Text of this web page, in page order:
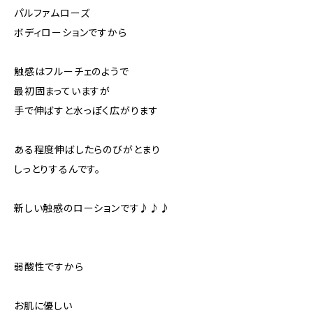
パルファムローズ
ボディローションですから
触感はフルーチェのようで
最初固まっていますが
手で伸ばすと水っぽく広がります
ある程度伸ばしたらのびがとまり
しっとりするんです。
新しい触感のローションです♪♪♪
弱酸性ですから
お肌に優しい